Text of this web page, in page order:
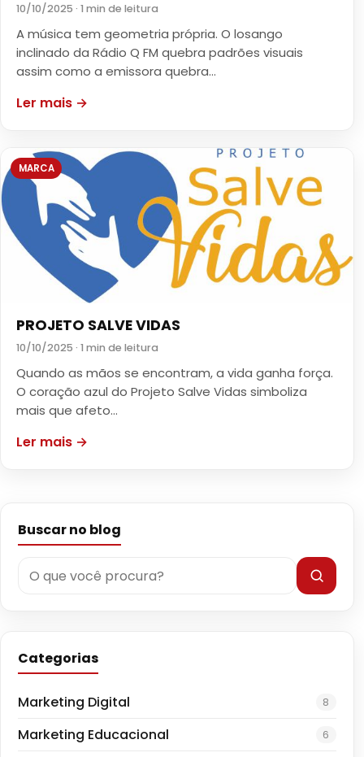
10/10/2025 · 1 min de leitura
A música tem geometria própria. O losango
inclinado da Rádio Q FM quebra padrões visuais
assim como a emissora quebra…
Ler mais →
MARCA
PROJETO SALVE VIDAS
10/10/2025 · 1 min de leitura
Quando as mãos se encontram, a vida ganha força.
O coração azul do Projeto Salve Vidas simboliza
mais que afeto…
Ler mais →
Buscar no blog
Categorias
Marketing Digital 8
Marketing Educacional 6